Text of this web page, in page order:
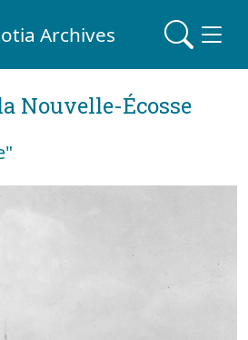
Archives
Nouvelle-Écosse